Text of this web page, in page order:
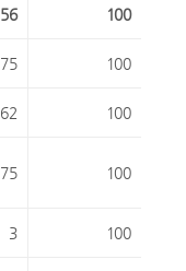
56 100
75 100
62 100
75 100
3 100